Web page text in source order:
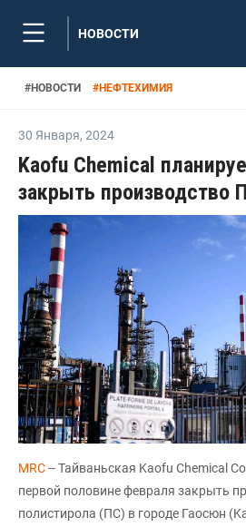
НОВОСТИ
#НОВОСТИ #НЕФТЕХИМИЯ
30 Января, 2024
Kaofu Chemical
закрыть производство
MRC-- Тайваньская Kaofu Chemical
первой половине февраля закрыть
полистирола (ПС) в городе Гаосюн